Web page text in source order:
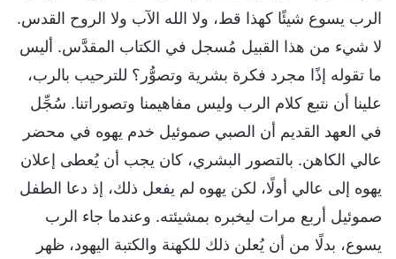
الرب يسوع شيئًا كهذا قط، ولا الله الآب ولا الروح القدس.
لا شيء من هذا القبيل مُسجل في الكتاب المقدَّس. أليس
ما تقوله إذًا مجرد فكرة بشرية وتصوُّر؟ للترحيب بالرب،
علينا أن نتبع كلام الرب وليس مفاهيمنا وتصوراتنا. سُجِّل
في العهد القديم أن الصبي صموئيل خدم يهوه في محضر
عالي الكاهن. بالتصور البشري، كان يجب أن يُعطى إعلان
يهوه إلى عالي أولًا، لكن يهوه لم يفعل ذلك، إذ دعا الطفل
صموئيل أربع مرات ليخبره بمشيئته. وعندما جاء الرب
يسوع، بدلًا من أن يُعلن ذلك للكهنة والكتبة اليهود، ظهر